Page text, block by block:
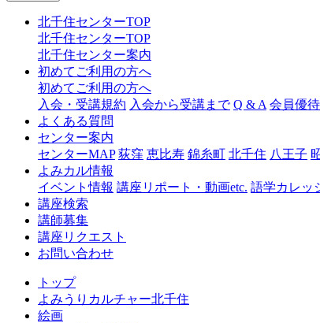
ャ
北
千
北千住センターTOP
北千住センターTOP
北千住センター案内
初めてご利用の方へ
初めてご利用の方へ
入会・受講規約 入会から受講まで Q & A 会員優待
よくある質問
センター案内
センターMAP 荻窪 恵比寿 錦糸町 北千住 八王子
よみカル情報
イベント情報 講座リポート・動画etc. 語学カレッ
講座検索
講師募集
講座リクエスト
お問い合わせ
トップ
よみうりカルチャー北千住
絵画